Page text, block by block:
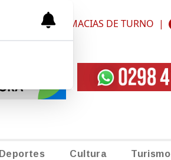
| FARMACIAS DE TURNO |
Deportes Cultura Turismo